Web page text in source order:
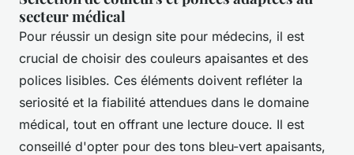
secteur médical
Pour réussir un design site pour médecins, il est
crucial de choisir des couleurs apaisantes et des
polices lisibles. Ces éléments doivent refléter la
seriosité et la fiabilité attendues dans le domaine
médical, tout en offrant une lecture douce. Il est
conseillé d'opter pour des tons bleu-vert apaisants,